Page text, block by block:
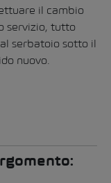
il cambio
servizio, tutto
serbatoio sotto il
nuovo.